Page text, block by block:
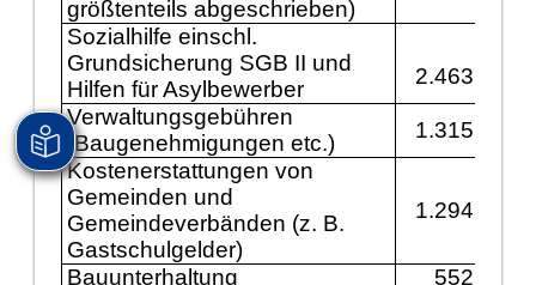
größtenteils abgeschrieben)
Sozialhilfe einschl.
Grundsicherung SGB II und
Hilfen für Asylbewerber
2.463.800
Verwaltungsgebühren
(Baugenehmigungen etc.)
1.315.600
Kostenerstattungen von
Gemeinden und
Gemeindeverbänden (z. B.
Gastschulgelder)
1.294.100
Bauunterhaltung
552.000